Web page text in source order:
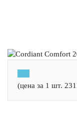
(цена за 1 шт.